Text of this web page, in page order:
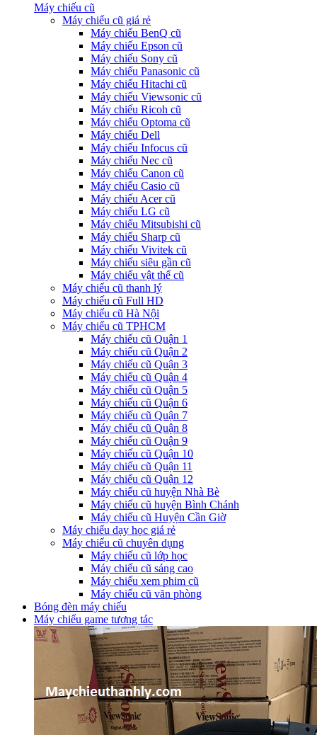
Máy chiếu cũ
Máy chiếu cũ giá rẻ
Máy chiếu BenQ cũ
Máy chiếu Epson cũ
Máy chiếu Sony cũ
Máy chiếu Panasonic cũ
Máy chiếu Hitachi cũ
Máy chiếu Viewsonic cũ
Máy chiếu Ricoh cũ
Máy chiếu Optoma cũ
Máy chiếu Dell
Máy chiếu Infocus cũ
Máy chiếu Nec cũ
Máy chiếu Canon cũ
Máy chiếu Casio cũ
Máy chiếu Acer cũ
Máy chiếu LG cũ
Máy chiếu Mitsubishi cũ
Máy chiếu Sharp cũ
Máy chiếu Vivitek cũ
Máy chiếu siêu gần cũ
Máy chiếu vật thể cũ
Máy chiếu cũ thanh lý
Máy chiếu cũ Full HD
Máy chiếu cũ Hà Nội
Máy chiếu cũ TPHCM
Máy chiếu cũ Quận 1
Máy chiếu cũ Quận 2
Máy chiếu cũ Quận 3
Máy chiếu cũ Quận 4
Máy chiếu cũ Quận 5
Máy chiếu cũ Quận 6
Máy chiếu cũ Quận 7
Máy chiếu cũ Quận 8
Máy chiếu cũ Quận 9
Máy chiếu cũ Quận 10
Máy chiếu cũ Quận 11
Máy chiếu cũ Quận 12
Máy chiếu cũ huyện Nhà Bè
Máy chiếu cũ huyện Bình Chánh
Máy chiếu cũ Huyện Cần Giờ
Máy chiếu dạy học giá rẻ
Máy chiếu cũ chuyên dụng
Máy chiếu cũ lớp học
Máy chiếu cũ sáng cao
Máy chiếu xem phim cũ
Máy chiếu cũ văn phòng
Bóng đèn máy chiếu
Máy chiếu game tương tác